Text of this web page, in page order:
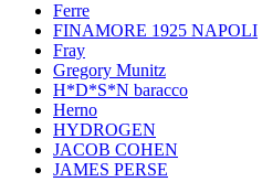
Ferre
FINAMORE 1925 NAPOLI
Fray
Gregory Munitz
H*D*S*N baracco
Herno
HYDROGEN
JACOB COHEN
JAMES PERSE